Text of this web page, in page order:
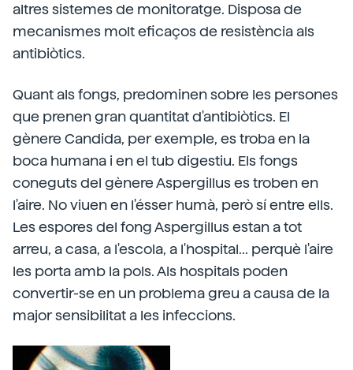
altres sistemes de monitoratge. Disposa de
mecanismes molt eficaços de resistència als
antibiòtics.
Quant als fongs, predominen sobre les persones
que prenen gran quantitat d'antibiòtics. El
gènere Candida, per exemple, es troba en la
boca humana i en el tub digestiu. Els fongs
coneguts del gènere Aspergillus es troben en
l'aire. No viuen en l'ésser humà, però sí entre ells.
Les espores del fong Aspergillus estan a tot
arreu, a casa, a l'escola, a l'hospital... perquè l'aire
les porta amb la pols. Als hospitals poden
convertir-se en un problema greu a causa de la
major sensibilitat a les infeccions.